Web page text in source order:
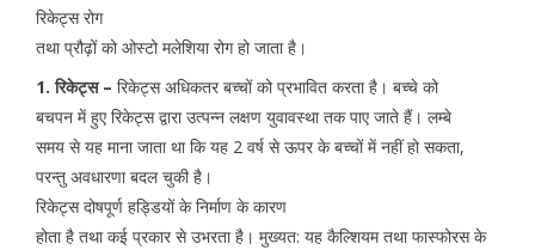
रिकेट्स रोग
तथा प्रौढ़ों को ओस्टो मलेशिया रोग हो जाता है।
1. रिकेट्स – रिकेट्स अधिकतर बच्चों को प्रभावित करता है। बच्चे को
बचपन में हुए रिकेट्स द्वारा उत्पन्न लक्षण युवावस्था तक पाए जाते हैं। लम्बे
समय से यह माना जाता था कि यह 2 वर्ष से ऊपर के बच्चों में नहीं हो सकता,
परन्तु अवधारणा बदल चुकी है।
रिकेट्स दोषपूर्ण हड्डियों के निर्माण के कारण
होता है तथा कई प्रकार से उभरता है। मुख्यत: यह कैल्शियम तथा फास्फोरस के